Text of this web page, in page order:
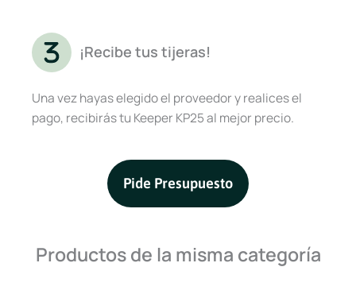
¡Recibe tus tijeras!
Una vez hayas elegido el proveedor y realices el
pago, recibirás tu Keeper KP25 al mejor precio.
Pide Presupuesto
Productos de la misma categoría